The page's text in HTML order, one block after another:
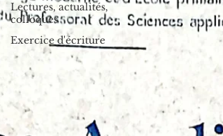
Lectures, actualités,
colloques
Exercice d'écriture